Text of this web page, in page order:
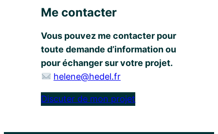
Me contacter
Vous pouvez me contacter pour
toute demande d’information ou
pour échanger sur votre projet.
helene@hedel.fr
Discuter de mon projet